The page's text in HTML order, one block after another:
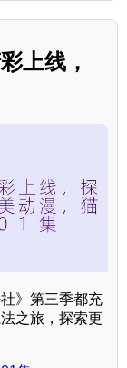
上线，
》第三季都充
之旅，探索更